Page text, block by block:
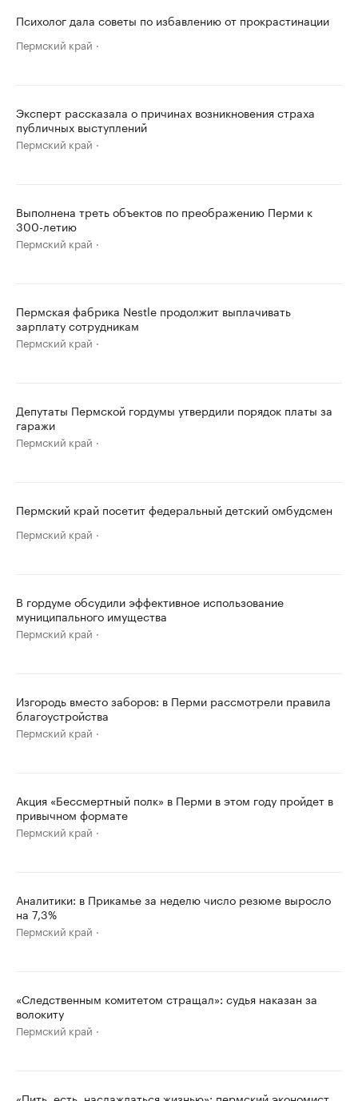
Психолог дала советы по избавлению от прокрастинации
Пермский край
Эксперт рассказала о причинах возникновения страха
публичных выступлений
Пермский край
Выполнена треть объектов по преображению Перми к
300-летию
Пермский край
Пермская фабрика Nestle продолжит выплачивать
зарплату сотрудникам
Пермский край
Депутаты Пермской гордумы утвердили порядок платы за
гаражи
Пермский край
Пермский край посетит федеральный детский омбудсмен
Пермский край
В гордуме обсудили эффективное использование
муниципального имущества
Пермский край
Изгородь вместо заборов: в Перми рассмотрели правила
благоустройства
Пермский край
Акция «Бессмертный полк» в Перми в этом году пройдет в
привычном формате
Пермский край
Аналитики: в Прикамье за неделю число резюме выросло
на 7,3%
Пермский край
«Следственным комитетом стращал»: судья наказан за
волокиту
Пермский край